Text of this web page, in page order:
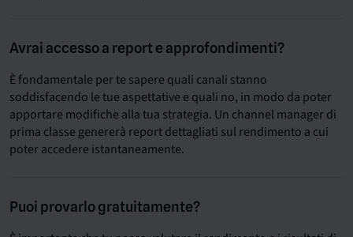
Avrai accesso a report e approfondimenti?
È fondamentale per te sapere quali canali stanno
soddisfacendo le tue aspettative e quali no, in modo da poter
apportare modifiche alla tua strategia. Un channel manager di
prima classe genererà report dettagliati sul rendimento a cui
poter accedere istantaneamente.
Puoi provarlo gratuitamente?